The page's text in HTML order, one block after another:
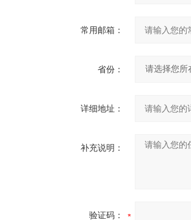
常用邮箱：
省份：
详细地址：
补充说明：
验证码：